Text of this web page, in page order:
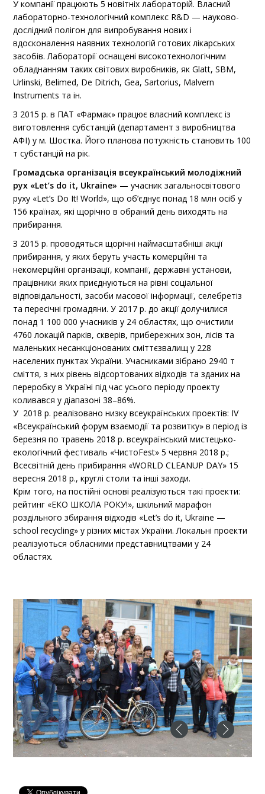
У компанії працюють 5 новітніх лабораторій. Власний
лабораторно-технологічний комплекс R&D — науково-
дослідний полігон для випробування нових і
вдосконалення наявних технологій готових лікарських
засобів. Лабораторії оснащені високотехнологічним
обладнанням таких світових виробників, як Glatt, SBM,
Urlinski, Belimed, De Ditrich, Gea, Sartorius, Malvern
Instruments та ін.
З 2015 р. в ПАТ «Фармак» працює власний комплекс із
виготовлення субстанцій (департамент з виробництва
АФІ) у м. Шостка. Його планова потужність становить 100
т субстанцій на рік.
Громадська організація всеукраїнський молодіжний
рух «Let’s do it, Ukraine» — учасник загальносвітового
руху «Let’s Do It! World», що об’єднує понад 18 млн осіб у
156 країнах, які щорічно в обраний день виходять на
прибирання.
З 2015 р. проводяться щорічні наймасштабніші акції
прибирання, у яких беруть участь комерційні та
некомерційні організації, компанії, державні установи,
працівники яких приєднуються на рівні соціальної
відповідальності, засоби масової інформації, селебретіз
та пересічні громадяни. У 2017 р. до акції долучилися
понад 1 100 000 учасників у 24 областях, що очистили
4760 локацій парків, скверів, прибережних зон, лісів та
маленьких несанкціонованих сміттє­звалищ у 228
населених пунктах України. Учасниками зібрано 2940 т
сміття, з них рівень відсортованих відходів та зданих на
переробку в Україні під час усього періоду проекту
коливався у діапазоні 38–86%.
У 2018 р. реалізовано низку всеукраїнських проектів: IV
«Всеукраїнський форум взаємодії та розвитку» в період із
березня по травень 2018 р. всеукраїнський мистецько-
екологічний фестиваль «ЧистоFest» 5 червня 2018 р.;
Всесвітній день прибирання «WORLD CLEANUP DAY» 15
вересня 2018 р., круглі столи та інші заходи.
Крім того, на постійні основі реалізуються такі проекти:
рейтинг «ЕКО ШКОЛА РОКУ!», шкільний марафон
роздільного збирання відходів «Let’s do it, Ukraine —
school recycling» у різних містах України. Локальні проекти
реалізуються обласними представництвами у 24
областях.